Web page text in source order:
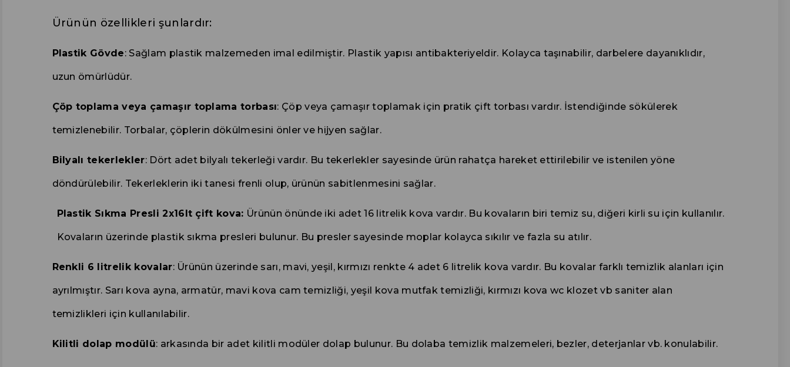
Ürünün özellikleri şunlardır:
Plastik Gövde: Sağlam plastik malzemeden imal edilmiştir. Plastik yapısı antibakteriyeldir. Kolayca taşınabilir, darbelere dayanıklıdır,
uzun ömürlüdür.
Çöp toplama veya çamaşır toplama torbası: Çöp veya çamaşır toplamak için pratik çift torbası vardır. İstendiğinde sökülerek
temizlenebilir. Torbalar, çöplerin dökülmesini önler ve hijyen sağlar.
Bilyalı tekerlekler: Dört adet bilyalı tekerleği vardır. Bu tekerlekler sayesinde ürün rahatça hareket ettirilebilir ve istenilen yöne
döndürülebilir. Tekerleklerin iki tanesi frenli olup, ürünün sabitlenmesini sağlar.
Plastik Sıkma Presli 2x16lt çift kova: Ürünün önünde iki adet 16 litrelik kova vardır. Bu kovaların biri temiz su, diğeri kirli su için kullanılır.
Kovaların üzerinde plastik sıkma presleri bulunur. Bu presler sayesinde moplar kolayca sıkılır ve fazla su atılır.
Renkli 6 litrelik kovalar: Ürünün üzerinde sarı, mavi, yeşil, kırmızı renkte 4 adet 6 litrelik kova vardır. Bu kovalar farklı temizlik alanları için
ayrılmıştır. Sarı kova ayna, armatür, mavi kova cam temizliği, yeşil kova mutfak temizliği, kırmızı kova wc klozet vb saniter alan
temizlikleri için kullanılabilir.
Kilitli dolap modülü: arkasında bir adet kilitli modüler dolap bulunur. Bu dolaba temizlik malzemeleri, bezler, deterjanlar vb. konulabilir.